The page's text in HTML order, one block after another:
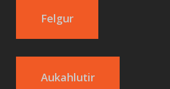
Felgur
Aukahlutir